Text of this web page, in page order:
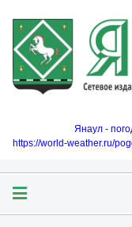
Янаул -
https://world-weather.ru/